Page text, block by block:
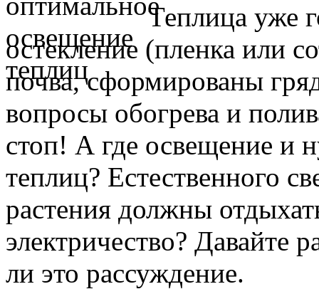
Теплица уже
остекление (пленка или
почва, сформированы
вопросы обогрева и
стоп! А где освещение и
теплиц? Естественного
растения должны
электричество? Давайте
ли это рассуждение.